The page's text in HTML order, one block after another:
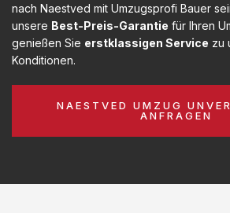
nach Naestved mit Umzugsprofi Bauer
unsere Best-Preis-Garantie für Ihren
genießen Sie erstklassigen Service zu
Konditionen.
NAESTVED UMZUG
ANFRAGEN